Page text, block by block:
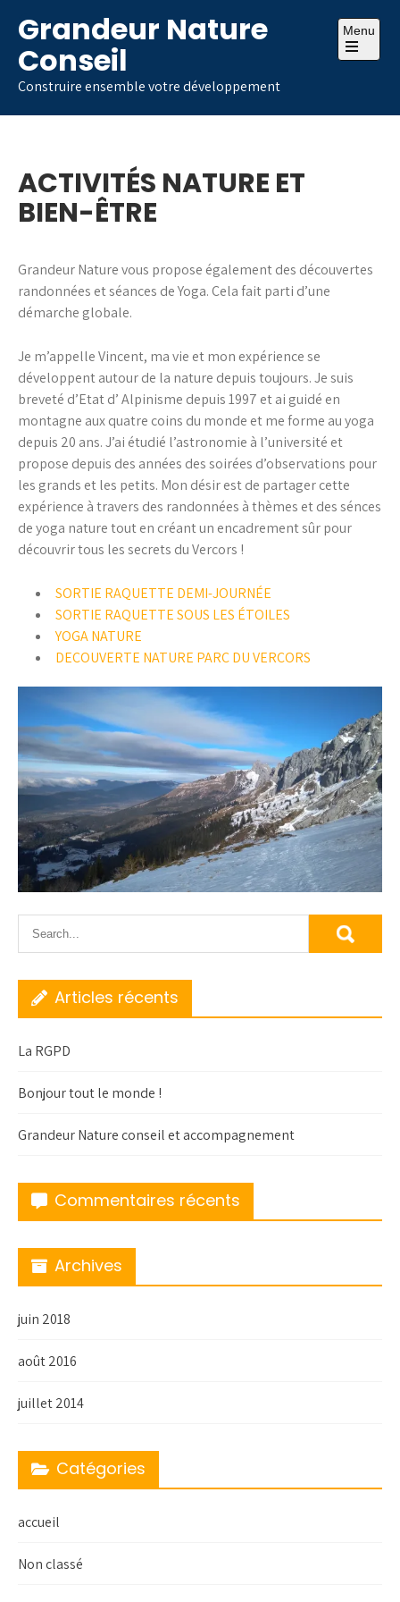
content
Grandeur Nature
Conseil
Construire ensemble votre développement
Menu
Open
ACTIVITÉS NATURE ET
BIEN-ÊTRE
Grandeur Nature vous propose également des découvertes
randonnées et séances de Yoga. Cela fait parti d’une
démarche globale.
Je m’appelle Vincent, ma vie et mon expérience se
développent autour de la nature depuis toujours. Je suis
breveté d’Etat d’ Alpinisme depuis 1997 et ai guidé en
montagne aux quatre coins du monde et me forme au yoga
depuis 20 ans. J’ai étudié l’astronomie à l’université et
propose depuis des années des soirées d’observations pour
les grands et les petits. Mon désir est de partager cette
expérience à travers des randonnées à thèmes et des sénces
de yoga nature tout en créant un encadrement sûr pour
découvrir tous les secrets du Vercors !
SORTIE RAQUETTE DEMI-JOURNÉE
SORTIE RAQUETTE SOUS LES ÉTOILES
YOGA NATURE
DECOUVERTE NATURE PARC DU VERCORS
Articles récents
La RGPD
Bonjour tout le monde !
Grandeur Nature conseil et accompagnement
Commentaires récents
Archives
juin 2018
août 2016
juillet 2014
Catégories
accueil
Non classé